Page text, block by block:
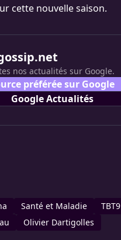
cette nouvelle saison.
nos actualités sur Google.
préférée sur Google
Google Actualités
Santé et Maladie
TBT9
Olivier Dartigolles